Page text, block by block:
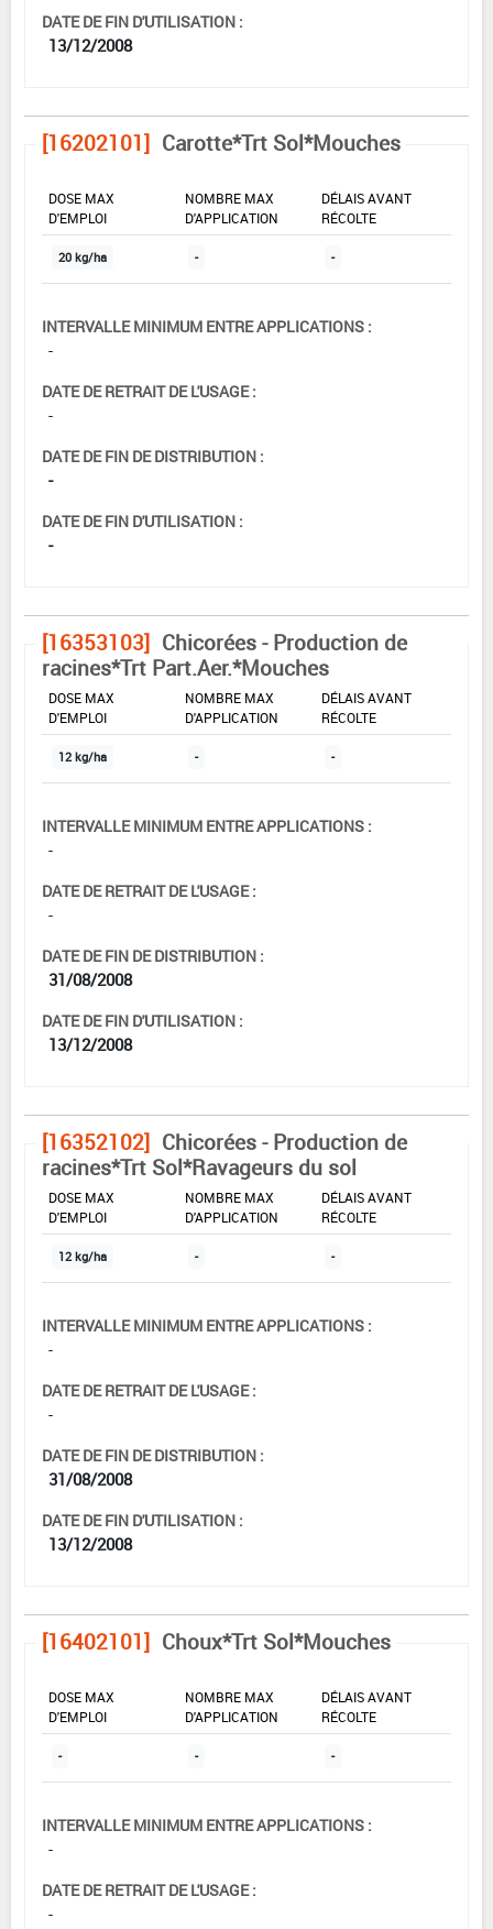
DATE DE FIN D'UTILISATION :
13/12/2008
[16202101] Carotte*Trt Sol*Mouches
DOSE MAX
D'EMPLOI
NOMBRE MAX
D'APPLICATION
DÉLAIS AVANT
RÉCOLTE
20 kg/ha - -
INTERVALLE MINIMUM ENTRE APPLICATIONS :
-
DATE DE RETRAIT DE L'USAGE :
-
DATE DE FIN DE DISTRIBUTION :
-
DATE DE FIN D'UTILISATION :
-
[16353103] Chicorées - Production de
racines*Trt Part.Aer.*Mouches
DOSE MAX
D'EMPLOI
NOMBRE MAX
D'APPLICATION
DÉLAIS AVANT
RÉCOLTE
12 kg/ha - -
INTERVALLE MINIMUM ENTRE APPLICATIONS :
-
DATE DE RETRAIT DE L'USAGE :
-
DATE DE FIN DE DISTRIBUTION :
31/08/2008
DATE DE FIN D'UTILISATION :
13/12/2008
[16352102] Chicorées - Production de
racines*Trt Sol*Ravageurs du sol
DOSE MAX
D'EMPLOI
NOMBRE MAX
D'APPLICATION
DÉLAIS AVANT
RÉCOLTE
12 kg/ha - -
INTERVALLE MINIMUM ENTRE APPLICATIONS :
-
DATE DE RETRAIT DE L'USAGE :
-
DATE DE FIN DE DISTRIBUTION :
31/08/2008
DATE DE FIN D'UTILISATION :
13/12/2008
[16402101] Choux*Trt Sol*Mouches
DOSE MAX
D'EMPLOI
NOMBRE MAX
D'APPLICATION
DÉLAIS AVANT
RÉCOLTE
- - -
INTERVALLE MINIMUM ENTRE APPLICATIONS :
-
DATE DE RETRAIT DE L'USAGE :
-